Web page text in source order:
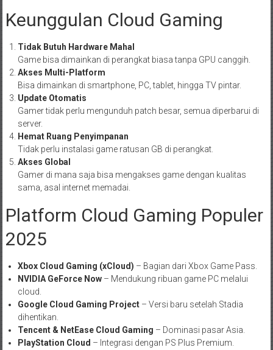
Keunggulan Cloud Gaming
Tidak Butuh Hardware Mahal
Game bisa dimainkan di perangkat biasa tanpa GPU canggih.
Akses Multi-Platform
Bisa dimainkan di smartphone, PC, tablet, hingga TV pintar.
Update Otomatis
Gamer tidak perlu mengunduh patch besar, semua diperbarui di
server.
Hemat Ruang Penyimpanan
Tidak perlu instalasi game ratusan GB di perangkat.
Akses Global
Gamer di mana saja bisa mengakses game dengan kualitas
sama, asal internet memadai.
Platform Cloud Gaming Populer
2025
Xbox Cloud Gaming (xCloud) – Bagian dari Xbox Game Pass.
NVIDIA GeForce Now– Mendukung ribuan game PC melalui
cloud.
Google Cloud Gaming Project– Versi baru setelah Stadia
dihentikan.
Tencent & NetEase Cloud Gaming – Dominasi pasar Asia.
PlayStation Cloud – Integrasi dengan PS Plus Premium.